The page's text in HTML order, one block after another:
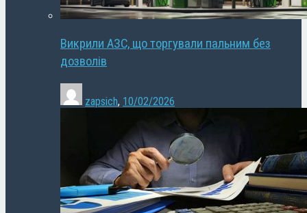
Викрили АЗС, що торгували пальним без
дозволів
zapsich, 10/02/2026